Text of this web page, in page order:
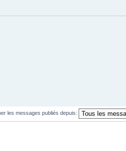
les messages publiés depuis: